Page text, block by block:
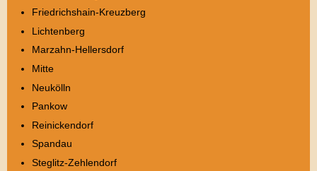
Friedrichshain-Kreuzberg
Lichtenberg
Marzahn-Hellersdorf
Mitte
Neukölln
Pankow
Reinickendorf
Spandau
Steglitz-Zehlendorf